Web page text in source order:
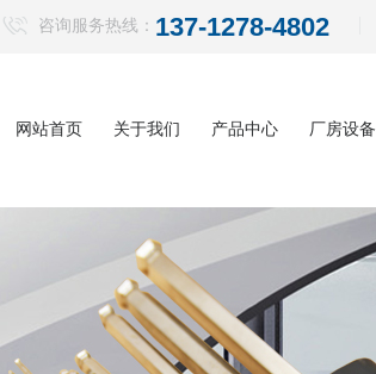
咨询服务热线： 137-1278-4802
网站首页 关于我们 产品中心
电动批头系列
测电笔系列
螺丝刀系列
厂房设备